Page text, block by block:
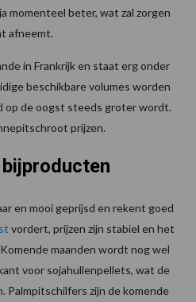
momenteel beter, wat zal zorgen
afneemt.
in Frankrijk en staat erg onder
beschikbare volumes worden
op de oogst steeds groter wordt.
prijzen.
en mooi geprijsd en rekent goed
vordert, prijzen zijn stabiel en het
maanden wordt nog wel
voor sojahullenpellets, wat de
Palmpitschilfers zijn de komende